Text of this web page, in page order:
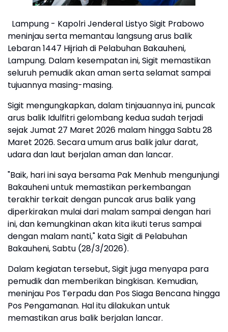
Lampung - Kapolri Jenderal Listyo Sigit Prabowo
meninjau serta memantau langsung arus balik
Lebaran 1447 Hijriah di Pelabuhan Bakauheni,
Lampung. Dalam kesempatan ini, Sigit memastikan
seluruh pemudik akan aman serta selamat sampai
tujuannya masing-masing.
Sigit mengungkapkan, dalam tinjauannya ini, puncak
arus balik Idulfitri gelombang kedua sudah terjadi
sejak Jumat 27 Maret 2026 malam hingga Sabtu 28
Maret 2026. Secara umum arus balik jalur darat,
udara dan laut berjalan aman dan lancar.
"Baik, hari ini saya bersama Pak Menhub mengunjungi
Bakauheni untuk memastikan perkembangan
terakhir terkait dengan puncak arus balik yang
diperkirakan mulai dari malam sampai dengan hari
ini, dan kemungkinan akan kita ikuti terus sampai
dengan malam nanti," kata Sigit di Pelabuhan
Bakauheni, Sabtu (28/3/2026).
Dalam kegiatan tersebut, Sigit juga menyapa para
pemudik dan memberikan bingkisan. Kemudian,
meninjau Pos Terpadu dan Pos Siaga Bencana hingga
Pos Pengamanan. Hal itu dilakukan untuk
memastikan arus balik berjalan lancar.